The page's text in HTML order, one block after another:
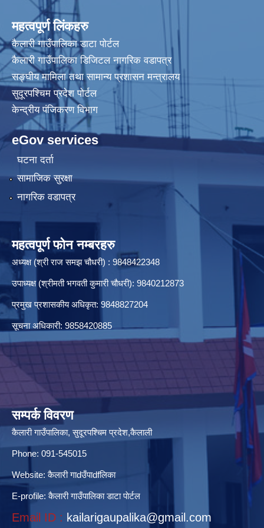
महत्वपूर्ण लिंकहरु
कैलारी गाउँपालिका डाटा पाेर्टल
कैलारी गाउँपालिका डिजिटल नागरिक वडापत्र
सङ्घीय मामिला तथा सामान्य प्रशासन मन्त्रालय
सुदूरपश्चिम प्रदेश पोर्टल
केन्द्रीय प‌ंजिकरण विभाग
eGov services
घटना दर्ता
सामाजिक सुरक्षा
नागरिक वडापत्र
महत्वपूर्ण फोन नम्बरहरु
अध्यक्ष (श्री राज समझ चौधरी) : 9848422348
उपाध्यक्ष (श्रीमती भगवती कुमारी चौधरी): 9840212873
प्रमुख प्रशासकीय अधिकृत: 9848827204
सूचना अधिकारी: 9858420885
सम्पर्क विवरण
कैलारी गाउँपालिका, सुदूरपश्चिम प्रदेश,कैलाली
Phone: 091-545015
Website:कैलारी गाdउँपाdfलिका
E-profile:कैलारी गाउँपालिका डाटा पाेर्टल
Email ID : kailarigaupalika@gmail.com